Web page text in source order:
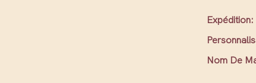
Expédition:
Nom De